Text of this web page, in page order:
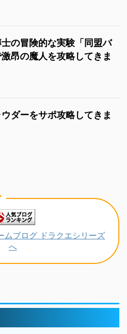
士の冒険的な実験「同盟バ
激昂の魔人を攻略してきま
ダーをサポ攻略してきま